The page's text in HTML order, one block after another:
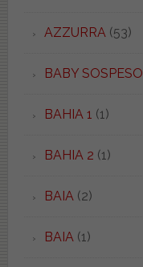
AZZURRA (53)
BABY SOSPESO
BAHIA 1 (1)
BAHIA 2 (1)
BAIA (2)
BAIA (1)